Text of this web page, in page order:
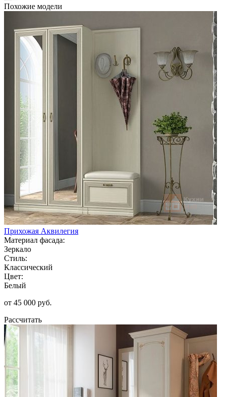
Похожие модели
Прихожая Аквилегия
Материал фасада:
Зеркало
Стиль:
Классический
Цвет:
Белый
от 45 000 руб.
Рассчитать